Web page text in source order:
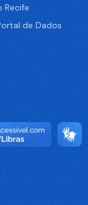
Recife
de Dados